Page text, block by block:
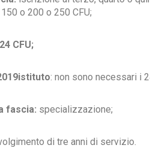
o 200 o 250 CFU;
CFU;
: non sono necessari i
fascia: specializzazione;
di tre anni di servizio.